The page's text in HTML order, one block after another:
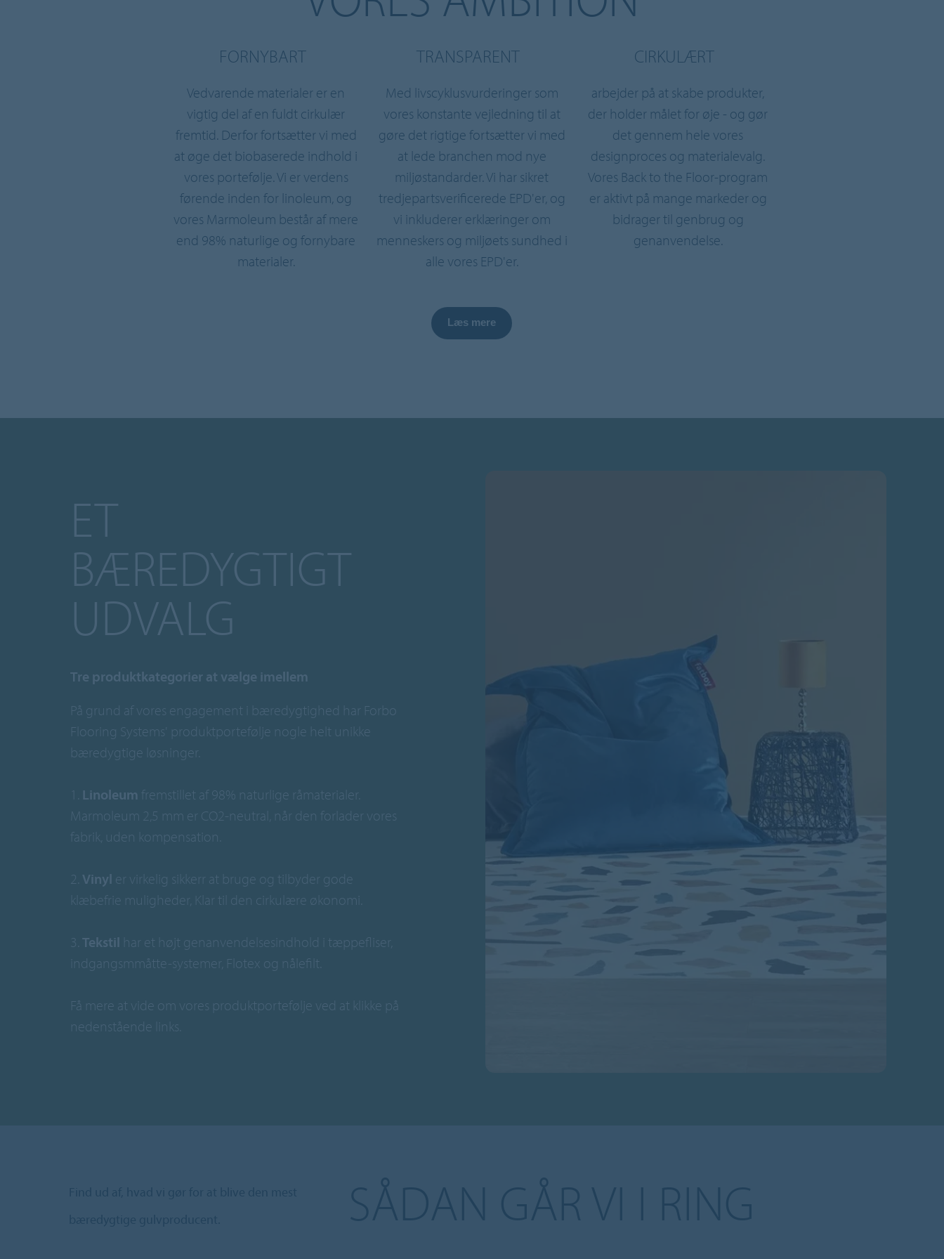
FORNYBART
Vedvarende materialer er en
vigtig del af en fuldt cirkulær
fremtid. Derfor fortsætter vi med
at øge det biobaserede indhold i
vores portefølje. Vi er verdens
førende inden for linoleum, og
vores Marmoleum består af mere
end 98% naturlige og fornybare
materialer.
TRANSPARENT
Med livscyklusvurderinger som
vores konstante vejledning til at
gøre det rigtige fortsætter vi med
at lede branchen mod nye
miljøstandarder. Vi har sikret
tredjepartsverificerede EPD'er, og
vi inkluderer erklæringer om
menneskers og miljøets sundhed i
alle vores EPD'er.
CIRKULÆRT
arbejder på at skabe produkter,
der holder målet for øje - og gør
det gennem hele vores
designproces og materialevalg.
Vores Back to the Floor-program
er aktivt på mange markeder og
bidrager til genbrug og
genanvendelse.
Læs mere
ET
BÆREDYGTIGT
UDVALG
Tre produktkategorier at vælge imellem
På grund af vores engagement i bæredygtighed har Forbo
Flooring Systems' produktportefølje nogle helt unikke
bæredygtige løsninger.
Linoleum fremstillet af 98% naturlige råmaterialer.
Marmoleum 2,5 mm er CO2-neutral, når den forlader vores
fabrik, uden kompensation.
2. Vinyl er virkelig sikkerr at bruge og tilbyder gode
klæbefrie muligheder, Klar til den cirkulære økonomi.
3. Tekstil har et højt genanvendelsesindhold i tæppefliser,
indgangsmmåtte-systemer, Flotex og nålefilt.
Få mere at vide om vores produktportefølje ved at klikke på
nedenstående links.